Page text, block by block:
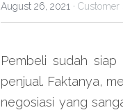
August 26, 2021 · Customer
Pembeli sudah
penjual. Faktanya,
negosiasi yang